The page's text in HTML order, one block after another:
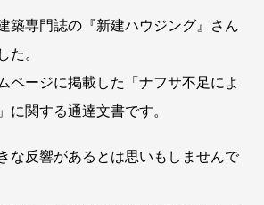
築専門誌の『新建ハウジング』さん
た。
ページに掲載した「ナフサ不足によ
に関する通達文書です。
な反響があるとは思いもしませんで